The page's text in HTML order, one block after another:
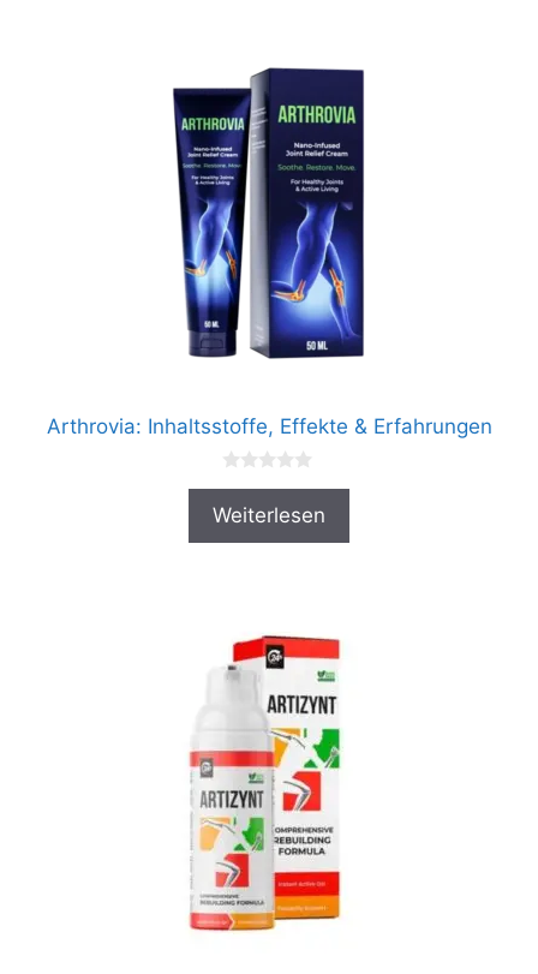
Arthrovia: Inhaltsstoffe, Effekte & Erfahrungen
0
o
Weiterlesen